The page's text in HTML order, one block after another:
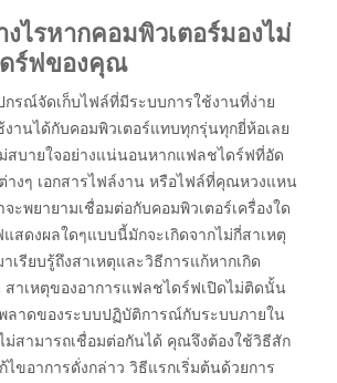
งไรหากคอมพิวเตอร์มองไม่
ร์ฟของคุณ
รณ์จัดเก็บไฟล์ที่มีระบบการใช้งานที่ง่าย
านได้กับคอมพิวเตอร์แทบทุกรุ่นทุกยี่ห้อเลย
สบายใจอย่างแน่นอนหากแฟลชไดร์ฟที่อัด
งๆ เอกสารไฟล์งาน หรือไฟล์ที่คุณหวงแหน
จะพยายามเชื่อมต่อกับคอมพิวเตอร์เครื่องใด
สดงผลใดๆแบบนี้มักจะเกิดจากไม่กี่สาเหตุ
เรียบรู้ถึงสาเหตุและวิธีการแก้หากเกิด
สาเหตุของอาการแฟลชไดร์ฟเปิดไม่ติดนั้น
ลาดของระบบปฏิบัติการณ์กับระบบภายใน
สามารถเชื่อมต่อกันได้ คุณจึงต้องใช้วิธีสัก
ไขอาการดั่งกล่าว วิธีแรกเริ่มต้นด้วยการ